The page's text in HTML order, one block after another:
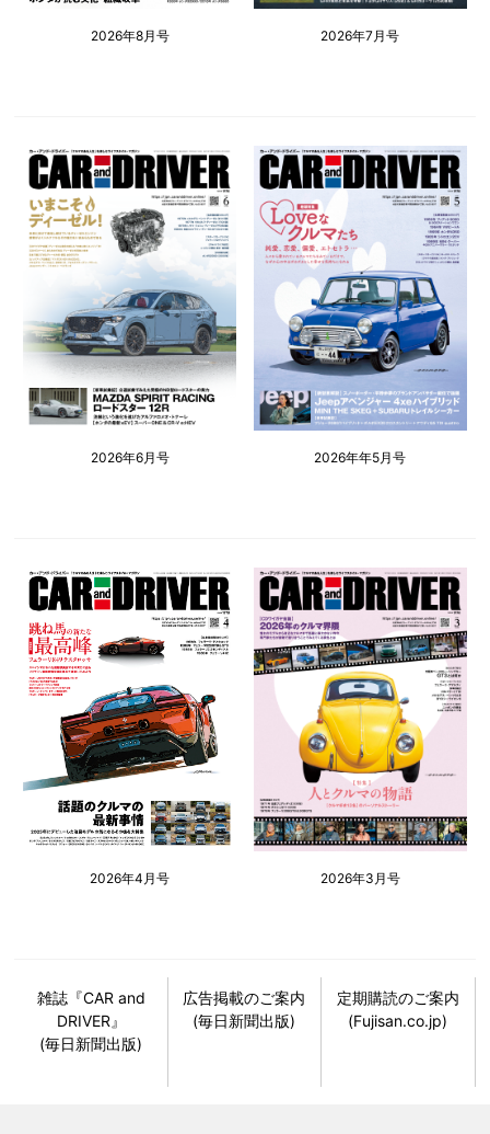
2026年8月号 2026年7月号
2026年6月号 2026年年5月号
2026年4月号 2026年3月号
雑誌『CAR and
DRIVER』
(毎日新聞出版)
広告掲載のご案内
(毎日新聞出版)
定期購読のご案内
(Fujisan.co.jp)